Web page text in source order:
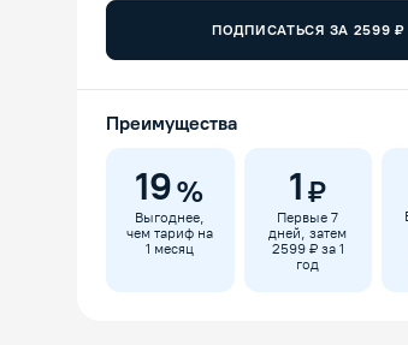
ПОДПИСАТЬСЯ ЗА 2599 ₽
Преимущества
19%
Выгоднее,
чем тариф на
1 месяц
1 ₽
Первые 7
дней, затем
2599 ₽ за 1
год